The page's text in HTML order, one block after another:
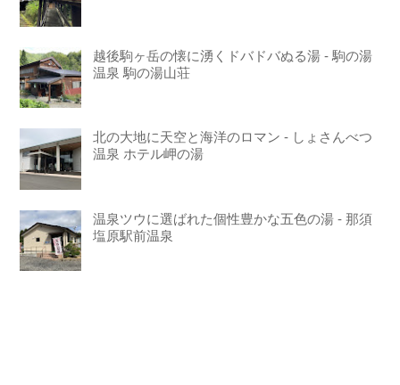
越後駒ヶ岳の懐に湧くドバドバぬる湯 - 駒の湯
温泉 駒の湯山荘
北の大地に天空と海洋のロマン - しょさんべつ
温泉 ホテル岬の湯
温泉ツウに選ばれた個性豊かな五色の湯 - 那須
塩原駅前温泉